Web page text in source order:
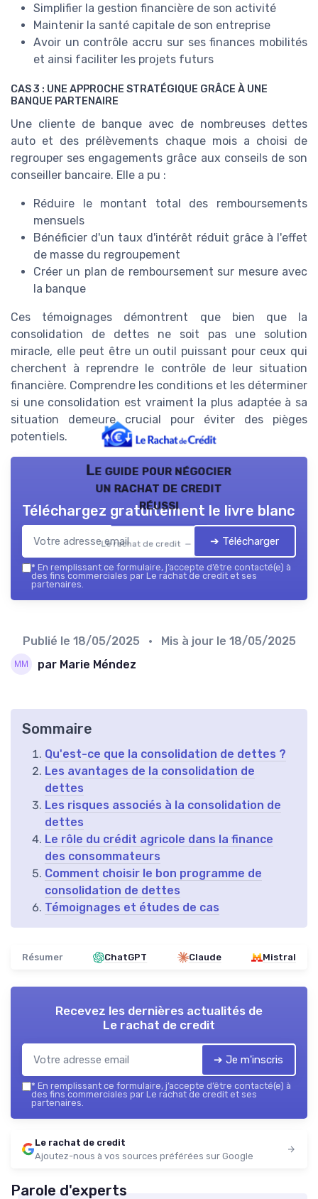
Simplifier la gestion financière de son activité
Maintenir la santé capitale de son entreprise
Avoir un contrôle accru sur ses finances mobilités
et ainsi faciliter les projets futurs
CAS 3 : UNE APPROCHE STRATÉGIQUE GRÂCE À UNE
BANQUE PARTENAIRE
Une cliente de banque avec de nombreuses dettes
auto et des prélèvements chaque mois a choisi de
regrouper ses engagements grâce aux conseils de son
conseiller bancaire. Elle a pu :
Réduire le montant total des remboursements
mensuels
Bénéficier d'un taux d'intérêt réduit grâce à l'effet
de masse du regroupement
Créer un plan de remboursement sur mesure avec
la banque
Ces témoignages démontrent que bien que la
consolidation de dettes ne soit pas une solution
miracle, elle peut être un outil puissant pour ceux qui
cherchent à reprendre le contrôle de leur situation
financière. Comprendre les conditions et les déterminer
si une consolidation est vraiment la plus adaptée à sa
situation demeure crucial pour éviter des pièges
potentiels.
Le guide pour négocier
un rachat de credit
réussi
Le rachat de credit — 2026
Téléchargez gratuitement le livre blanc
➔ Télécharger
* En remplissant ce formulaire, j’accepte d’être contacté(e) à
des fins commerciales par Le rachat de credit et ses
partenaires.
Publié le 18/05/2025 • Mis à jour le 18/05/2025
par Marie Méndez
Sommaire
Qu'est-ce que la consolidation de dettes ?
Les avantages de la consolidation de
dettes
Les risques associés à la consolidation de
dettes
Le rôle du crédit agricole dans la finance
des consommateurs
Comment choisir le bon programme de
consolidation de dettes
Témoignages et études de cas
Résumer ChatGPT Claude Mistral
Recevez les dernières actualités de
Le rachat de credit
➔ Je m'inscris
* En remplissant ce formulaire, j’accepte d’être contacté(e) à
des fins commerciales par Le rachat de credit et ses
partenaires.
Le rachat de credit
Ajoutez-nous à vos sources préférées sur Google
Parole d'experts